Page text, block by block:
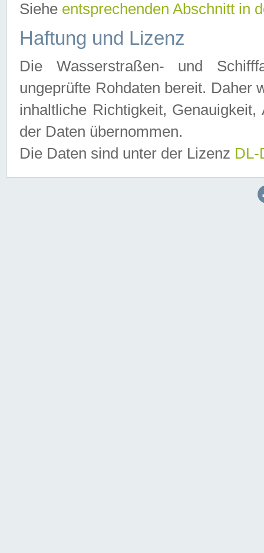
Siehe entsprechenden Abschnitt in
Haftung und Lizenz
Die Wasserstraßen- und
ungeprüfte Rohdaten bereit. Daher
inhaltliche Richtigkeit,
der Daten übernommen.
Die Daten sind unter der Lizenz